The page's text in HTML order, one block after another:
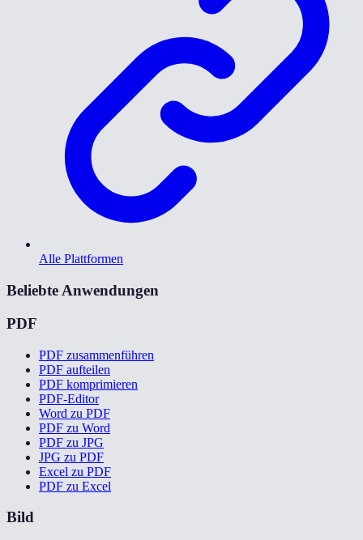
Alle Plattformen
Beliebte Anwendungen
PDF
PDF zusammenführen
PDF aufteilen
PDF komprimieren
PDF-Editor
Word zu PDF
PDF zu Word
PDF zu JPG
JPG zu PDF
Excel zu PDF
PDF zu Excel
Bild